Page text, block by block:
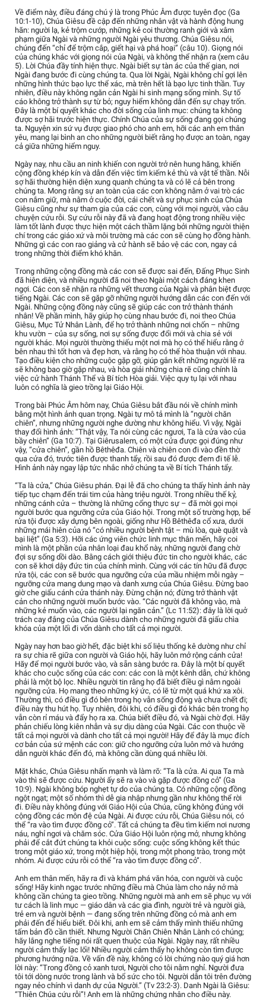
Về điểm này, điều đáng chú ý là trong Phúc Âm được tuyên đọc (Ga
10:1-10), Chúa Giêsu đề cập đến những nhân vật và hành động hung
hãn: người lạ, kẻ trộm cướp, những kẻ coi thường ranh giới và xâm
phạm giữa Ngài và những người Ngài yêu thương. Chúa Giêsu nói,
chúng đến “chỉ để trộm cắp, giết hại và phá hoại” (câu 10). Giọng nói
của chúng khác với giọng nói của Ngài, và không thể nhận ra (xem câu
5). Lời Chúa đầy tính hiện thực. Ngài biết sự tàn ác của thế gian, nơi
Ngài đang bước đi cùng chúng ta. Qua lời Ngài, Ngài không chỉ gợi lên
những hình thức bạo lực thể xác, mà trên hết là bạo lực tinh thần. Tuy
nhiên, điều này không ngăn cản Ngài hi sinh mạng sống mình. Sự tố
cáo không trở thành sự từ bỏ; nguy hiểm không dẫn đến sự chạy trốn.
Đây là một bí quyết khác cho đời sống của linh mục: chúng ta không
được sợ hãi trước hiện thực. Chính Chúa của sự sống đang gọi chúng
ta. Nguyện xin sứ vụ được giao phó cho anh em, hỡi các anh em thân
yêu, mang lại bình an cho những người biết rằng họ được an toàn, ngay
cả giữa những hiểm nguy.
Ngày nay, nhu cầu an ninh khiến con người trở nên hung hăng, khiến
cộng đồng khép kín và dẫn đến việc tìm kiếm kẻ thù và vật tế thần. Nỗi
sợ hãi thường hiện diện xung quanh chúng ta và có lẽ cả bên trong
chúng ta. Mong rằng sự an toàn của các con không nằm ở vai trò các
con nắm giữ, mà nằm ở cuộc đời, cái chết và sự phục sinh của Chúa
Giêsu cũng như sự tham gia của các con, cùng với mọi người, vào câu
chuyện cứu rỗi. Sự cứu rỗi này đã và đang hoạt động trong nhiều việc
làm tốt lành được thực hiện một cách thầm lặng bởi những người thiện
chí trong các giáo xứ và môi trường mà các con sẽ cùng họ đồng hành.
Những gì các con rao giảng và cử hành sẽ bảo vệ các con, ngay cả
trong những thời điểm khó khăn.
Trong những cộng đồng mà các con sẽ được sai đến, Đấng Phục Sinh
đã hiện diện, và nhiều người đã noi theo Ngài một cách đáng khen
ngợi. Các con sẽ nhận ra những vết thương của Ngài và phân biệt được
tiếng Ngài. Các con sẽ gặp gỡ những người hướng dẫn các con đến với
Ngài. Những cộng đồng này cũng sẽ giúp các con trở thành thánh
nhân! Về phần mình, hãy giúp họ cùng nhau bước đi, noi theo Chúa
Giêsu, Mục Tử Nhân Lành, để họ trở thành những nơi chốn – những
khu vườn – của sự sống, nơi sự sống được đổi mới và chia sẻ với
người khác. Mọi người thường thiếu một nơi mà họ có thể hiểu rằng ở
bên nhau thì tốt hơn và đẹp hơn, và rằng họ có thể hòa thuận với nhau.
Tạo điều kiện cho những cuộc gặp gỡ, giúp gắn kết những người lẽ ra
sẽ không bao giờ gặp nhau, và hòa giải những chia rẽ cũng chính là
việc cử hành Thánh Thể và Bí tích Hòa giải. Việc quy tụ lại với nhau
luôn có nghĩa là gieo trồng lại Giáo Hội.
Trong bài Phúc Âm hôm nay, Chúa Giêsu bắt đầu nói về chính mình
bằng một hình ảnh quan trọng. Ngài tự mô tả mình là “người chăn
chiên”, nhưng những người nghe dường như không hiểu. Vì vậy, Ngài
thay đổi hình ảnh: “Thật vậy, Ta nói cùng các ngươi, Ta là cửa vào của
bầy chiên” (Ga 10:7). Tại Giêrusalem, có một cửa được gọi đúng như
vậy, “cửa chiên”, gần hồ Bêthêđa. Chiên và chiên con đi vào đền thờ
qua cửa đó, trước tiên được thanh tẩy, rồi sau đó được đem đi tế lễ.
Hình ảnh này ngay lập tức nhắc nhở chúng ta về Bí tích Thánh tẩy.
“Ta là cửa,” Chúa Giêsu phán. Đại lễ đã cho chúng ta thấy hình ảnh này
tiếp tục chạm đến trái tim của hàng triệu người. Trong nhiều thế kỷ,
những cánh cửa – thường là những cổng thực sự – đã mời gọi mọi
người bước qua ngưỡng cửa của Giáo hội. Trong một số trường hợp, bể
rửa tội được xây dựng bên ngoài, giống như Hồ Bêthêđa cổ xưa, dưới
những mái hiên của nó “có nhiều người bệnh tật – mù lòa, què quặt và
bại liệt” (Ga 5:3). Hỡi các ứng viên chức linh mục thân mến, hãy coi
mình là một phần của nhân loại đau khổ này, những người đang chờ
đợi sự sống dồi dào. Bằng cách giới thiệu đức tin cho người khác, các
con sẽ khơi dậy đức tin của chính mình. Cùng với các tín hữu đã được
rửa tội, các con sẽ bước qua ngưỡng cửa của mầu nhiệm mỗi ngày –
ngưỡng cửa mang dung mạo và danh xưng của Chúa Giêsu. Đừng bao
giờ che giấu cánh cửa thánh này. Đừng chặn nó; đừng trở thành vật
cản cho những người muốn bước vào. “Các người đã không vào, mà
những kẻ muốn vào, các người lại ngăn cản.” (Lc 11:52): đây là lời quở
trách cay đắng của Chúa Giêsu dành cho những người đã giấu chìa
khóa của một lối đi vốn dành cho tất cả mọi người.
Ngày nay hơn bao giờ hết, đặc biệt khi số liệu thống kê dường như chỉ
ra sự chia rẽ giữa con người và Giáo hội, hãy luôn mở rộng cánh cửa!
Hãy để mọi người bước vào, và sẵn sàng bước ra. Đây là một bí quyết
khác cho cuộc sống của các con: các con là một kênh dẫn, chứ không
phải là một bộ lọc. Nhiều người tin rằng họ đã biết điều gì nằm ngoài
ngưỡng cửa. Họ mang theo những ký ức, có lẽ từ một quá khứ xa xôi.
Thường thì, có điều gì đó bên trong họ vẫn sống động và chưa chết đi;
điều này thu hút họ. Tuy nhiên, đôi khi, có điều gì đó khác bên trong họ
vẫn còn rỉ máu và đẩy họ ra xa. Chúa biết điều đó, và Ngài chờ đợi. Hãy
phản chiếu lòng kiên nhẫn và sự dịu dàng của Ngài. Các con thuộc về
tất cả mọi người và dành cho tất cả mọi người! Hãy để đây là mục đích
cơ bản của sứ mệnh các con: giữ cho ngưỡng cửa luôn mở và hướng
dẫn người khác đến đó, mà không cần dùng quá nhiều lời.
Mặt khác, Chúa Giêsu nhấn mạnh và làm rõ: “Ta là cửa. Ai qua Ta mà
vào thì sẽ được cứu. Người ấy sẽ ra vào và gặp được đồng cỏ” (Ga
10:9). Ngài không bóp nghẹt tự do của chúng ta. Có những cộng đồng
ngột ngạt; một số nhóm thì dễ gia nhập nhưng gần như không thể rời
đi. Điều này không đúng với Giáo Hội của Chúa, cũng không đúng với
cộng đồng các môn đệ của Ngài. Ai được cứu rỗi, Chúa Giêsu nói, có
thể “ra vào tìm được đồng cỏ”. Tất cả chúng ta đều tìm kiếm nơi nương
náu, nghỉ ngơi và chăm sóc. Cửa Giáo Hội luôn rộng mở, nhưng không
phải để cắt đứt chúng ta khỏi cuộc sống: cuộc sống không kết thúc
trong một giáo xứ, trong một hiệp hội, trong một phong trào, trong một
nhóm. Ai được cứu rỗi có thể “ra vào tìm được đồng cỏ”.
Anh em thân mến, hãy ra đi và khám phá văn hóa, con người và cuộc
sống! Hãy kinh ngạc trước những điều mà Chúa làm cho nảy nở mà
không cần chúng ta gieo trồng. Những người mà anh em sẽ phục vụ với
tư cách là linh mục — giáo dân và các gia đình, người trẻ và người già,
trẻ em và người bệnh — đang sống trên những đồng cỏ mà anh em
phải đến để hiểu biết. Đôi khi, anh em sẽ cảm thấy mình thiếu những
tấm bản đồ cần thiết. Nhưng Người Chăn Chiên Nhân Lành có chúng;
hãy lắng nghe tiếng nói rất quen thuộc của Ngài. Ngày nay, rất nhiều
người cảm thấy lạc lối! Nhiều người cảm thấy họ không còn tìm được
phương hướng nữa. Về vấn đề này, không có lời chứng nào quý giá hơn
lời này: “Trong đồng cỏ xanh tươi, Người cho tôi nằm nghỉ. Người đưa
tôi tới dòng nước trong lành và bổ sức cho tôi. Người dẫn tôi trên đường
ngay nẻo chính vì danh dự của Người.” (Tv 23:2-3). Danh Ngài là Giêsu:
“Thiên Chúa cứu rỗi”! Anh em là những chứng nhân cho điều này.